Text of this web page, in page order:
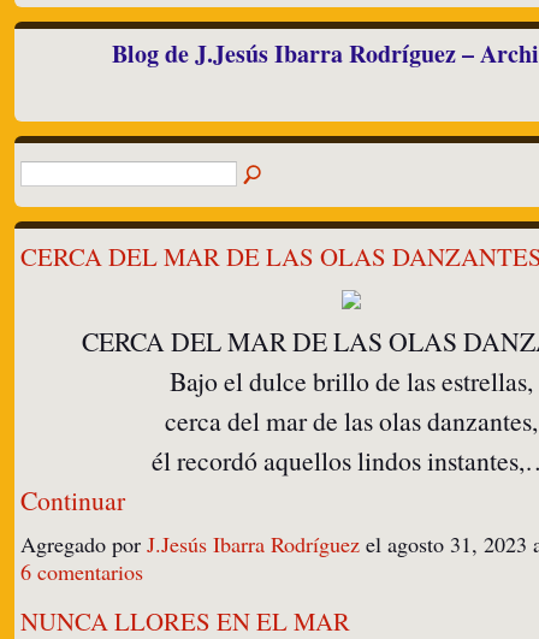
Blog de J.Jesús Ibarra Rodríguez –
CERCA DEL MAR DE LAS OLAS
CERCA DEL MAR DE LAS OLAS
Bajo el dulce brillo de las estrellas,
cerca del mar de las olas danzantes,
él recordó aquellos lindos
Continuar
Agregado por J.Jesús Ibarra Rodríguez el agosto 31,
6 comentarios
NUNCA LLORES EN EL MAR